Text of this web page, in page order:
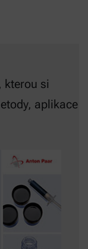
kterou si
aplikace